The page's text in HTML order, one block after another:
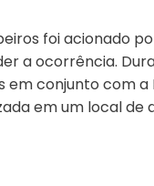
foi acionado
a ocorrência.
em conjunto com a
em um local de